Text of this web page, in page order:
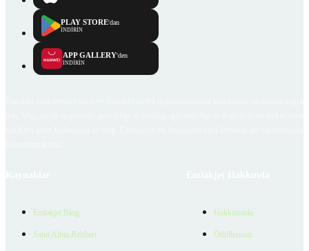
PLAY STORE'dan
İNDİRİN
APP GALLERY'den
İNDİRİN
Emlakjet Blog
Satın Alma Rehberi
Hakkımızda
Ödüllerimiz